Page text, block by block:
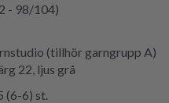
- 98/104)
(tillhör garngrupp A)
22, ljus grå
(6-6) st.